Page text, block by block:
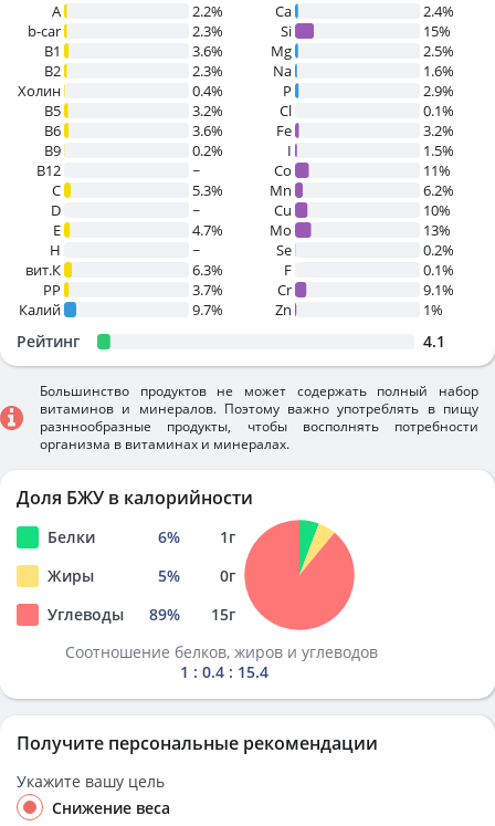
A
2.2%
b-car
2.3%
В1
3.6%
B2
2.3%
Холин
0.4%
B5
3.2%
B6
3.6%
B9
0.2%
B12
~
C
5.3%
D
~
E
4.7%
H
~
вит.К
6.3%
PP
3.7%
Калий
9.7%
Ca
2.4%
Si
15%
Mg
2.5%
Na
1.6%
P
2.9%
Cl
0.1%
Fe
3.2%
I
1.5%
Co
11%
Mn
6.2%
Cu
10%
Mo
13%
Se
0.2%
F
0.1%
Cr
9.1%
Zn
1%
Рейтинг 4.1
Большинство продуктов не может содержать полный набор
витаминов и минералов. Поэтому важно употреблять в пищу
разннообразные продукты, чтобы восполнять потребности
организма в витаминах и минералах.
Доля БЖУ в калорийности
Белки 6% 1г
Жиры
5% 0г
Углеводы
89% 15г
Соотношение белков, жиров и углеводов
1 : 0.4 : 15.4
Получите персональные рекомендации
Укажите вашу цель
Снижение веса